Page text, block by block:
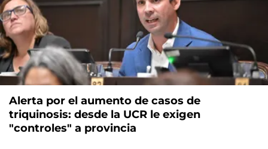
Alerta por el aumento de casos de
triquinosis: desde la UCR le exigen
"controles" a provincia